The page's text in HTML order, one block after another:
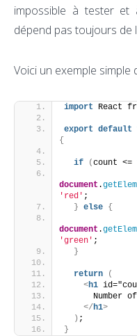
impossible à tester et
dépend pas toujours de
Voici un exemple
import React
export default
{
if (count <=
document .
'red' ;
} else {
document .
'green' ;
}
return
(
<h1
Number
</h1>
) ;
}